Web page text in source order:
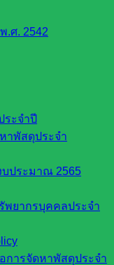
.ศ. 2542
ระจำปี
าพัสดุประจำ
บประมาณ 2565
พยากรบุคคลประจำ
การจัดหาพัสดุประจำ